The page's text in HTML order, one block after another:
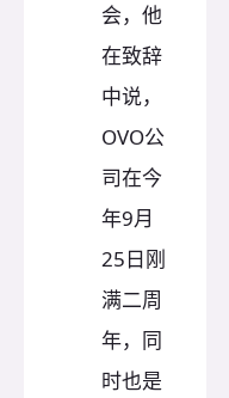
会，他
在致辞
中说，
OVO公
司在今
年9月
25日刚
满二周
年，同
时也是